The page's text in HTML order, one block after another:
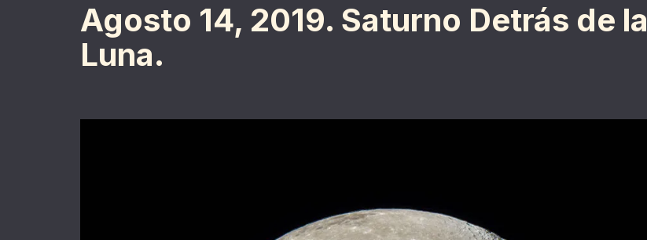
Agosto 14, 2019. Saturno Detrás de la
Luna.